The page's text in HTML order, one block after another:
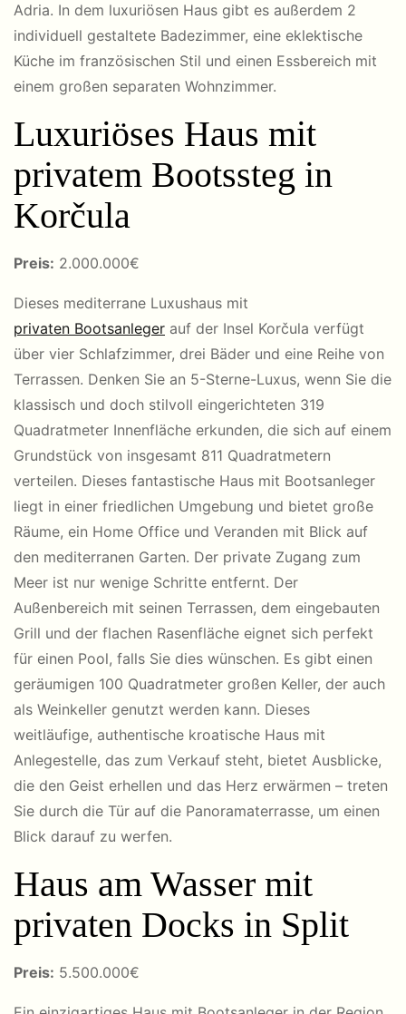
Adria. In dem luxuriösen Haus gibt es außerdem 2
individuell gestaltete Badezimmer, eine eklektische
Küche im französischen Stil und einen Essbereich mit
einem großen separaten Wohnzimmer.
Luxuriöses Haus mit
privatem Bootssteg in
Korčula
Preis: 2.000.000€
Dieses mediterrane Luxushaus mit
privaten Bootsanleger auf der Insel Korčula verfügt
über vier Schlafzimmer, drei Bäder und eine Reihe von
Terrassen. Denken Sie an 5-Sterne-Luxus, wenn Sie die
klassisch und doch stilvoll eingerichteten 319
Quadratmeter Innenfläche erkunden, die sich auf einem
Grundstück von insgesamt 811 Quadratmetern
verteilen. Dieses fantastische Haus mit Bootsanleger
liegt in einer friedlichen Umgebung und bietet große
Räume, ein Home Office und Veranden mit Blick auf
den mediterranen Garten. Der private Zugang zum
Meer ist nur wenige Schritte entfernt. Der
Außenbereich mit seinen Terrassen, dem eingebauten
Grill und der flachen Rasenfläche eignet sich perfekt
für einen Pool, falls Sie dies wünschen. Es gibt einen
geräumigen 100 Quadratmeter großen Keller, der auch
als Weinkeller genutzt werden kann. Dieses
weitläufige, authentische kroatische Haus mit
Anlegestelle, das zum Verkauf steht, bietet Ausblicke,
die den Geist erhellen und das Herz erwärmen – treten
Sie durch die Tür auf die Panoramaterrasse, um einen
Blick darauf zu werfen.
Haus am Wasser mit
privaten Docks in Split
Preis: 5.500.000€